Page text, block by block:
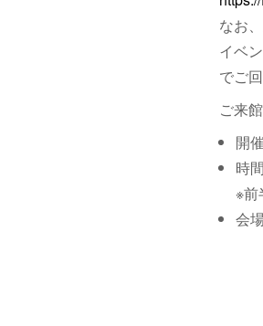
なお
イベ
でご
ご来
開
時
※前
会